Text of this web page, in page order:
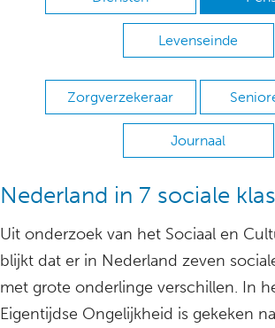
Levenseinde
Zorgverzekeraar
Journaal
Nederland in 7 sociale
Uit onderzoek van het Sociaal en
blijkt dat er in Nederland zeven
met grote onderlinge verschillen. In
Eigentijdse Ongelijkheid is gekeken